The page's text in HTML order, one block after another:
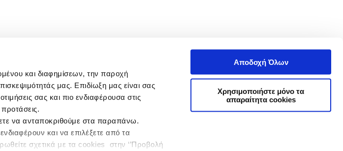
και διαφημίσεων, την παροχή
μας. Επιδίωξη μας είναι σας
σας και πιο ενδιαφέρουσα στις
να ανταποκριθούμε στα παραπάνω.
και να επιλέξετε από τα
σχετικά με τα cookies στην ‘’Προβολή
Αποδοχή Όλων
Χρησιμοποιήστε μόνο τα
απαραίτητα cookies